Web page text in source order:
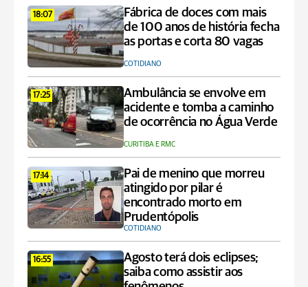
18:07
Fábrica de doces com mais
de 100 anos de história fecha
as portas e corta 80 vagas
COTIDIANO
17:25
Ambulância se envolve em
acidente e tomba a caminho
de ocorrência no Água Verde
CURITIBA E RMC
17:14
Pai de menino que morreu
atingido por pilar é
encontrado morto em
Prudentópolis
COTIDIANO
16:55
Agosto terá dois eclipses;
saiba como assistir aos